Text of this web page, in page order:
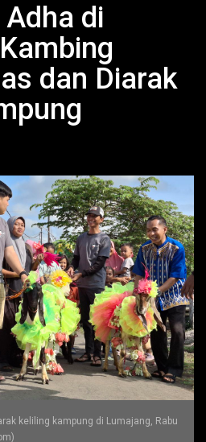
di
dan Diarak
keliling kampung di Lumajang, Rabu